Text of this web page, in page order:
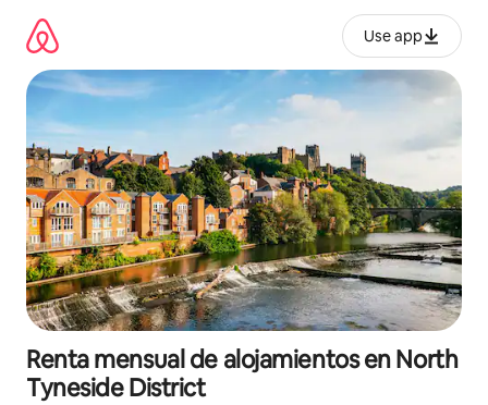
contenido
Use app
Renta mensual de alojamientos en North
Tyneside District